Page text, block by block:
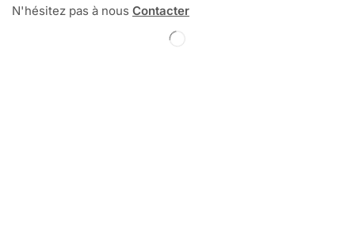
N'hésitez pas à nous Contacter